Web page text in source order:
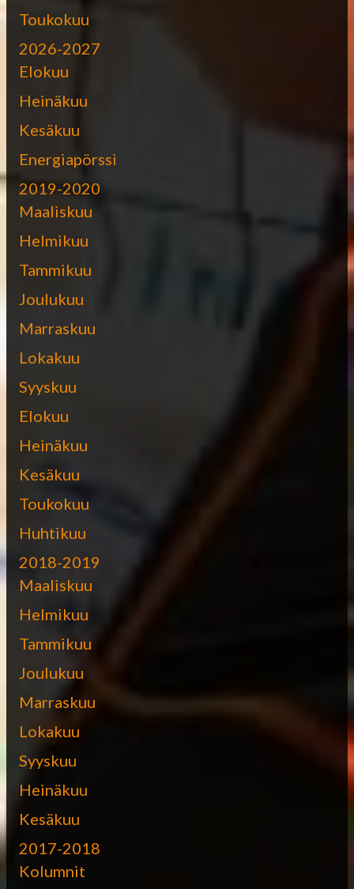
Toukokuu
2026-2027
Elokuu
Heinäkuu
Kesäkuu
Energiapörssi
2019-2020
Maaliskuu
Helmikuu
Tammikuu
Joulukuu
Marraskuu
Lokakuu
Syyskuu
Elokuu
Heinäkuu
Kesäkuu
Toukokuu
Huhtikuu
2018-2019
Maaliskuu
Helmikuu
Tammikuu
Joulukuu
Marraskuu
Lokakuu
Syyskuu
Heinäkuu
Kesäkuu
2017-2018
Kolumnit